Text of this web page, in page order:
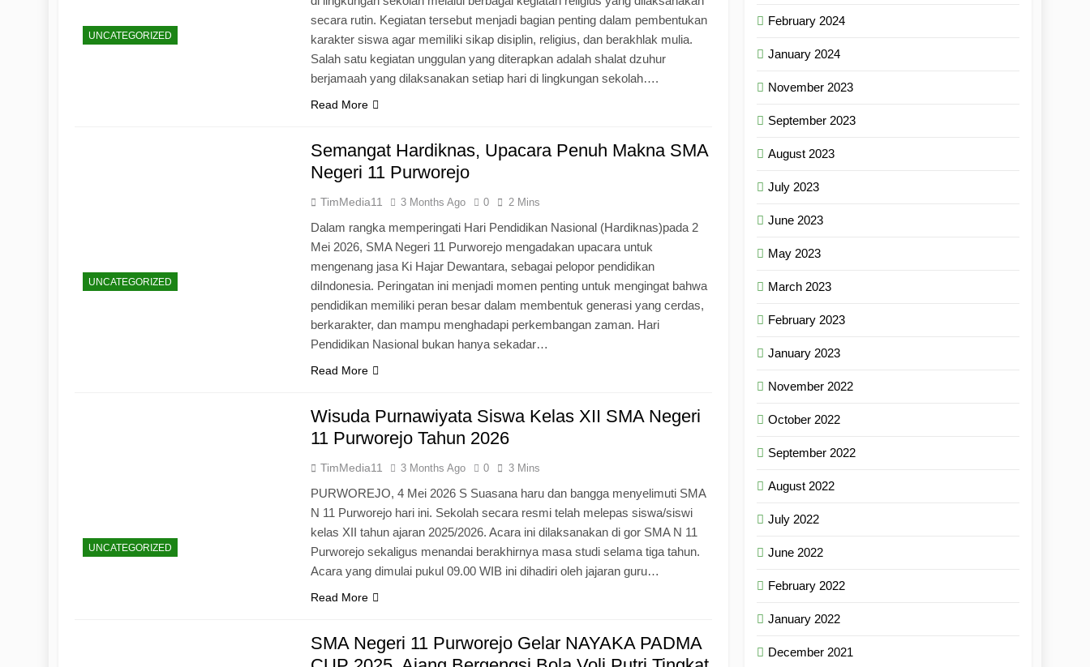
UNCATEGORIZED
secara rutin. Kegiatan tersebut menjadi bagian penting dalam pembentukan
karakter siswa agar memiliki sikap disiplin, religius, dan berakhlak mulia.
Salah satu kegiatan unggulan yang diterapkan adalah shalat dzuhur
berjamaah yang dilaksanakan setiap hari di lingkungan sekolah….
Read More
UNCATEGORIZED
Semangat Hardiknas, Upacara Penuh Makna SMA
Negeri 11 Purworejo
TimMedia11 3 Months Ago 0 2 Mins
Dalam rangka memperingati Hari Pendidikan Nasional (Hardiknas)pada 2
Mei 2026, SMA Negeri 11 Purworejo mengadakan upacara untuk
mengenang jasa Ki Hajar Dewantara, sebagai pelopor pendidikan
diIndonesia. Peringatan ini menjadi momen penting untuk mengingat bahwa
pendidikan memiliki peran besar dalam membentuk generasi yang cerdas,
berkarakter, dan mampu menghadapi perkembangan zaman. Hari
Pendidikan Nasional bukan hanya sekadar…
Read More
UNCATEGORIZED
Wisuda Purnawiyata Siswa Kelas XII SMA Negeri
11 Purworejo Tahun 2026
TimMedia11 3 Months Ago 0 3 Mins
PURWOREJO, 4 Mei 2026 S Suasana haru dan bangga menyelimuti SMA
N 11 Purworejo hari ini. Sekolah secara resmi telah melepas siswa/siswi
kelas XII tahun ajaran 2025/2026. Acara ini dilaksanakan di gor SMA N 11
Purworejo sekaligus menandai berakhirnya masa studi selama tiga tahun.
Acara yang dimulai pukul 09.00 WIB ini dihadiri oleh jajaran guru…
Read More
SMA Negeri 11 Purworejo Gelar NAYAKA PADMA
February 2024
January 2024
November 2023
September 2023
August 2023
July 2023
June 2023
May 2023
March 2023
February 2023
January 2023
November 2022
October 2022
September 2022
August 2022
July 2022
June 2022
February 2022
January 2022
December 2021